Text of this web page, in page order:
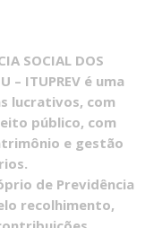
SOCIAL DOS
– ITUPREV é uma
lucrativos, com
público, com
e gestão
de Previdência
recolhimento,